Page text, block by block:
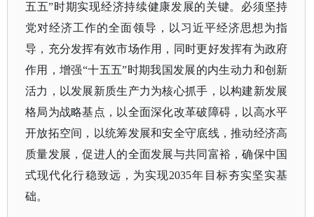
五五”时期实现经济持续健康发展的关键。必须坚持
党对经济工作的全面领导，以习近平经济思想为指
导，充分发挥有效市场作用，同时更好发挥有为政府
作用，增强“十五五”时期我国发展的内生动力和创新
活力，以发展新质生产力为核心抓手，以构建新发展
格局为战略基点，以全面深化改革破障碍，以高水平
开放拓空间，以统筹发展和安全守底线，推动经济高
质量发展，促进人的全面发展与共同富裕，确保中国
式现代化行稳致远，为实现2035年目标夯实坚实基
础。